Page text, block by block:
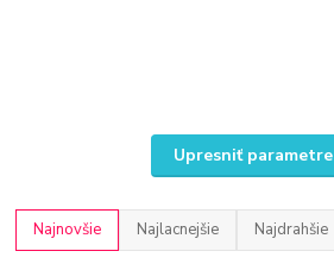
Upresniť parametre
Najnovšie Najlacnejšie Najdrahšie